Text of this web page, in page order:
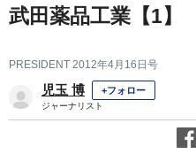
武田薬品工業【1】
PRESIDENT 2012年4月16日号
児玉 博 +フォロー
ジャーナリスト